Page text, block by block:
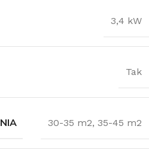
3,4 kW
Tak
30-35 m2, 35-45 m2